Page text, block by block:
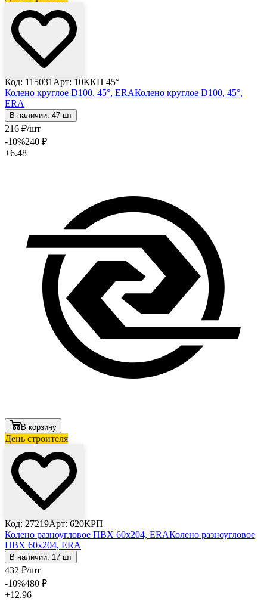
Код: 115031 Арт: 10ККП 45°
Колено круглое D100, 45°, ERAКолено круглое D100, 45°,
ERA
В наличии: 47 шт
216 ₽/шт
-10%240 ₽
+6.48
В корзину
День строителя
Код: 27219Арт: 620КРП
Колено разноугловое ПВХ 60х204, ERAКолено разноугловое
ПВХ 60х204, ERA
В наличии: 17 шт
432 ₽/шт
-10%480 ₽
+12.96